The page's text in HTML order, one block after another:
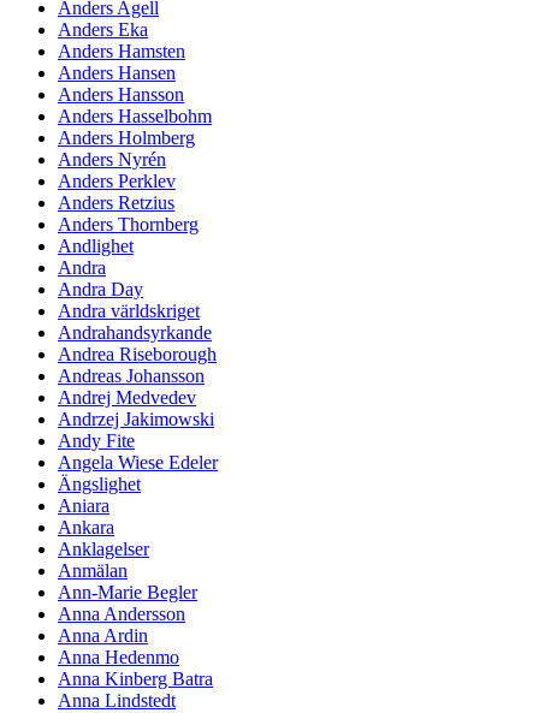
Anders Agell
Anders Eka
Anders Hamsten
Anders Hansen
Anders Hansson
Anders Hasselbohm
Anders Holmberg
Anders Nyrén
Anders Perklev
Anders Retzius
Anders Thornberg
Andlighet
Andra
Andra Day
Andra världskriget
Andrahandsyrkande
Andrea Riseborough
Andreas Johansson
Andrej Medvedev
Andrzej Jakimowski
Andy Fite
Angela Wiese Edeler
Ängslighet
Aniara
Ankara
Anklagelser
Anmälan
Ann-Marie Begler
Anna Andersson
Anna Ardin
Anna Hedenmo
Anna Kinberg Batra
Anna Lindstedt